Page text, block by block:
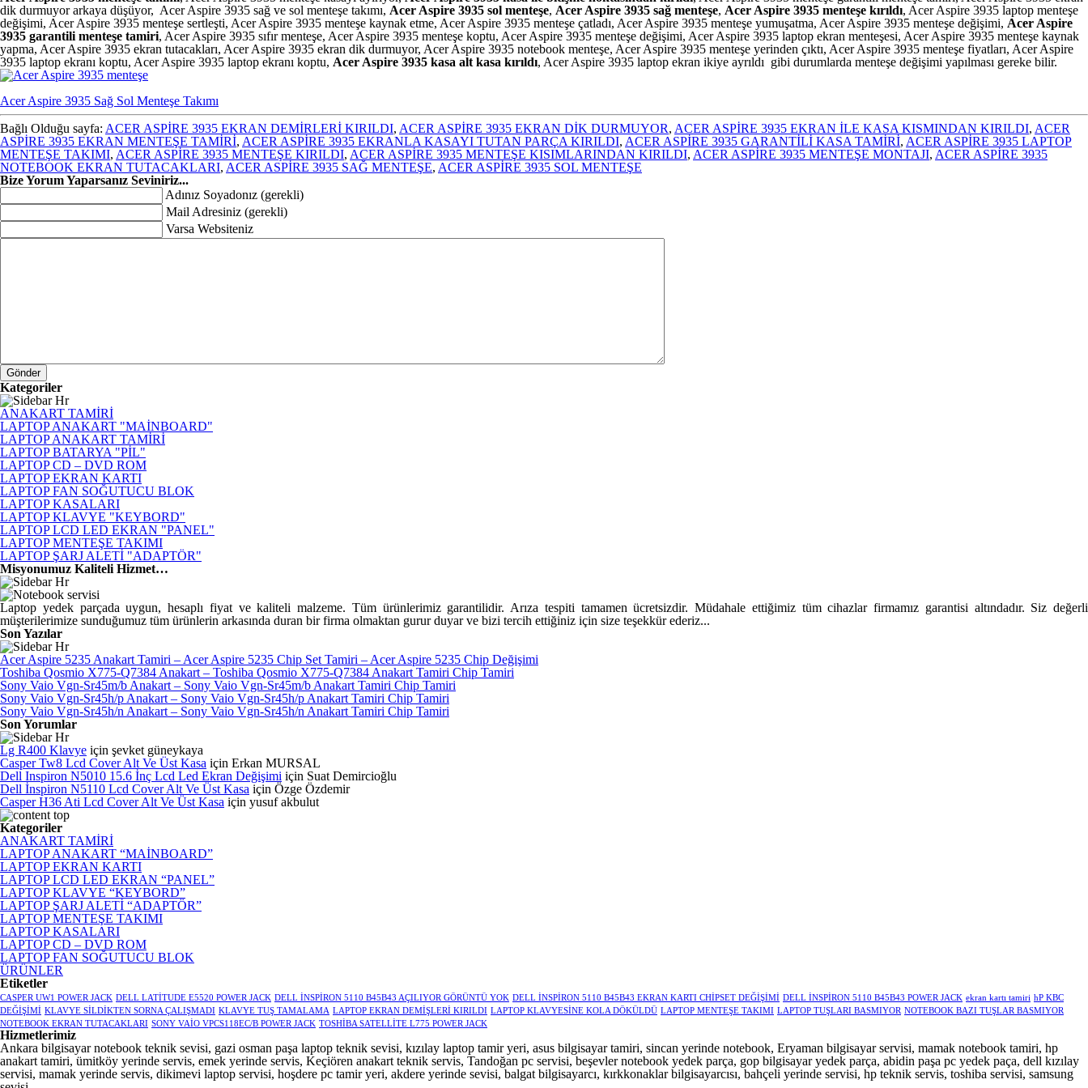
dik durmuyor arkaya düşüyor, Acer Aspire 3935 sağ ve sol menteşe takımı, Acer Aspire 3935 sol menteşe, Acer Aspire 3935 sağ menteşe, Acer Aspire 3935 menteşe kırıldı, Acer Aspire 3935 laptop menteşe
değişimi, Acer Aspire 3935 menteşe sertleşti, Acer Aspire 3935 menteşe kaynak etme, Acer Aspire 3935 menteşe çatladı, Acer Aspire 3935 menteşe yumuşatma, Acer Aspire 3935 menteşe değişimi, Acer Aspire
3935 garantili menteşe tamiri, Acer Aspire 3935 sıfır menteşe, Acer Aspire 3935 menteşe koptu, Acer Aspire 3935 menteşe değişimi, Acer Aspire 3935 laptop ekran menteşesi, Acer Aspire 3935 menteşe kaynak
yapma, Acer Aspire 3935 ekran tutacakları, Acer Aspire 3935 ekran dik durmuyor, Acer Aspire 3935 notebook menteşe, Acer Aspire 3935 menteşe yerinden çıktı, Acer Aspire 3935 menteşe fiyatları, Acer Aspire
3935 laptop ekranı koptu, Acer Aspire 3935 laptop ekranı koptu, Acer Aspire 3935 kasa alt kasa kırıldı, Acer Aspire 3935 laptop ekran ikiye ayrıldı gibi durumlarda menteşe değişimi yapılması gereke bilir.
Acer Aspire 3935 Sağ Sol Menteşe Takımı
Bağlı Olduğu sayfa: ACER ASPİRE 3935 EKRAN DEMİRLERİ KIRILDI, ACER ASPİRE 3935 EKRAN DİK DURMUYOR, ACER ASPİRE 3935 EKRAN İLE KASA KISMINDAN KIRILDI, ACER
ASPİRE 3935 EKRAN MENTEŞE TAMİRİ, ACER ASPİRE 3935 EKRANLA KASAYI TUTAN PARÇA KIRILDI, ACER ASPİRE 3935 GARANTİLİ KASA TAMİRİ, ACER ASPİRE 3935 LAPTOP
MENTEŞE TAKIMI, ACER ASPİRE 3935 MENTEŞE KIRILDI, ACER ASPİRE 3935 MENTEŞE KISIMLARINDAN KIRILDI, ACER ASPİRE 3935 MENTEŞE MONTAJI, ACER ASPİRE 3935
NOTEBOOK EKRAN TUTACAKLARI, ACER ASPİRE 3935 SAĞ MENTEŞE, ACER ASPİRE 3935 SOL MENTEŞE
Bize Yorum Yaparsanız Seviniriz...
Adınız Soyadonız (gerekli)
Mail Adresiniz (gerekli)
Varsa Websiteniz
Kategoriler
ANAKART TAMİRİ
LAPTOP ANAKART "MAİNBOARD"
LAPTOP ANAKART TAMİRİ
LAPTOP BATARYA "PİL"
LAPTOP CD – DVD ROM
LAPTOP EKRAN KARTI
LAPTOP FAN SOĞUTUCU BLOK
LAPTOP KASALARI
LAPTOP KLAVYE "KEYBORD"
LAPTOP LCD LED EKRAN "PANEL"
LAPTOP MENTEŞE TAKIMI
LAPTOP ŞARJ ALETİ "ADAPTÖR"
Misyonumuz Kaliteli Hizmet…
Laptop yedek parçada uygun, hesaplı fiyat ve kaliteli malzeme. Tüm ürünlerimiz garantilidir. Arıza tespiti tamamen ücretsizdir. Müdahale ettiğimiz tüm cihazlar firmamız garantisi altındadır. Siz değerli
müşterilerimize sunduğumuz tüm ürünlerin arkasında duran bir firma olmaktan gurur duyar ve bizi tercih ettiğiniz için size teşekkür ederiz...
Son Yazılar
Acer Aspire 5235 Anakart Tamiri – Acer Aspire 5235 Chip Set Tamiri – Acer Aspire 5235 Chip Değişimi
Toshiba Qosmio X775-Q7384 Anakart – Toshiba Qosmio X775-Q7384 Anakart Tamiri Chip Tamiri
Sony Vaio Vgn-Sr45m/b Anakart – Sony Vaio Vgn-Sr45m/b Anakart Tamiri Chip Tamiri
Sony Vaio Vgn-Sr45h/p Anakart – Sony Vaio Vgn-Sr45h/p Anakart Tamiri Chip Tamiri
Sony Vaio Vgn-Sr45h/n Anakart – Sony Vaio Vgn-Sr45h/n Anakart Tamiri Chip Tamiri
Son Yorumlar
Lg R400 Klavye için şevket güneykaya
Casper Tw8 Lcd Cover Alt Ve Üst Kasa için Erkan MURSAL
Dell Inspiron N5010 15.6 İnç Lcd Led Ekran Değişimi için Suat Demircioğlu
Dell İnspiron N5110 Lcd Cover Alt Ve Üst Kasa için Özge Özdemir
Casper H36 Ati Lcd Cover Alt Ve Üst Kasa için yusuf akbulut
Kategoriler
ANAKART TAMİRİ
LAPTOP ANAKART “MAİNBOARD”
LAPTOP EKRAN KARTI
LAPTOP LCD LED EKRAN “PANEL”
LAPTOP KLAVYE “KEYBORD”
LAPTOP ŞARJ ALETİ “ADAPTÖR”
LAPTOP MENTEŞE TAKIMI
LAPTOP KASALARI
LAPTOP CD – DVD ROM
LAPTOP FAN SOĞUTUCU BLOK
ÜRÜNLER
Etiketler
CASPER UW1 POWER JACK DELL LATİTUDE E5520 POWER JACK DELL İNSPİRON 5110 B45B43 AÇILIYOR GÖRÜNTÜ YOK DELL İNSPİRON 5110 B45B43 EKRAN KARTI CHİPSET DEĞİŞİMİ DELL İNSPİRON 5110 B45B43 POWER JACK ekran kartı tamiri hP KBC
DEĞİŞİMİ KLAVYE SİLDİKTEN SORNA ÇALIŞMADI KLAVYE TUŞ TAMALAMA LAPTOP EKRAN DEMİŞLERİ KIRILDI LAPTOP KLAVYESİNE KOLA DÖKÜLDÜ LAPTOP MENTEŞE TAKIMI LAPTOP TUŞLARI BASMIYOR NOTEBOOK BAZI TUŞLAR BASMIYOR
NOTEBOOK EKRAN TUTACAKLARI SONY VAİO VPCS118EC/B POWER JACK TOSHİBA SATELLİTE L775 POWER JACK
Hizmetlerimiz
Ankara bilgisayar notebook teknik sevisi, gazi osman paşa laptop teknik sevisi, kızılay laptop tamir yeri, asus bilgisayar tamiri, sincan yerinde notebook, Eryaman bilgisayar servisi, mamak notebook tamiri, hp
anakart tamiri, ümitköy yerinde servis, emek yerinde servis, Keçiören anakart teknik servis, Tandoğan pc servisi, beşevler notebook yedek parça, gop bilgisayar yedek parça, abidin paşa pc yedek paça, dell kızılay
servisi, mamak yerinde servis, dikimevi laptop servisi, hoşdere pc tamir yeri, akdere yerinde sevisi, balgat bilgisayarcı, kırkkonaklar bilgisayarcısı, bahçeli yerinde servisi, hp teknik servis, toshiba servisi, samsung